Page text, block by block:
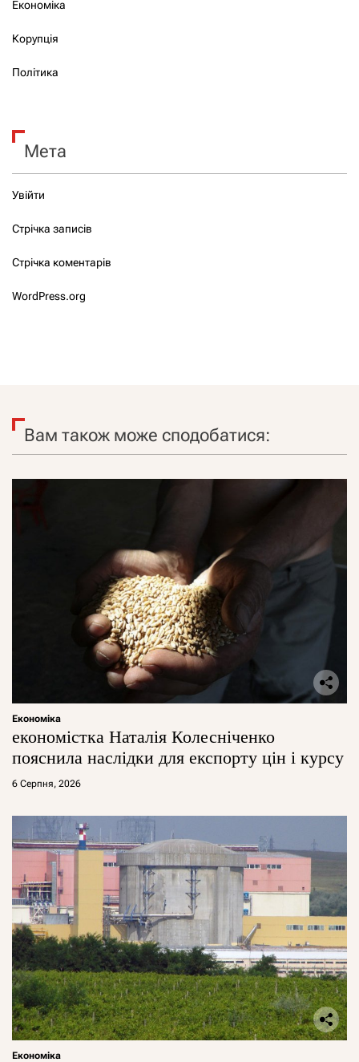
Економіка
Корупція
Політика
Мета
Увійти
Стрічка записів
Стрічка коментарів
WordPress.org
Вам також може сподобатися:
Економіка
економістка Наталія Колесніченко
пояснила наслідки для експорту цін і курсу
6 Серпня, 2026
Економіка